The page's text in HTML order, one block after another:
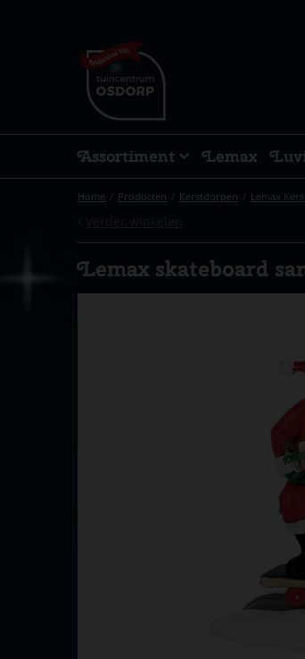
Home Producten Kerstdorpen Lemax
Assortiment Lemax
Lemax skateboard